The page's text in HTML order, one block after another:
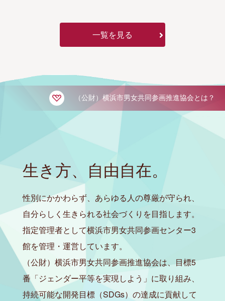
一覧を見る
（公財）横浜市男女共同参画推進協会とは？
生き方、自由自在。
性別にかかわらず、あらゆる人の尊厳が守られ、
自分らしく生きられる社会づくりを目指します。
指定管理者として横浜市男女共同参画センター3
館を管理・運営しています。
（公財）横浜市男女共同参画推進協会は、目標5
番「ジェンダー平等を実現しよう」に取り組み、
持続可能な開発目標（SDGs）の達成に貢献して